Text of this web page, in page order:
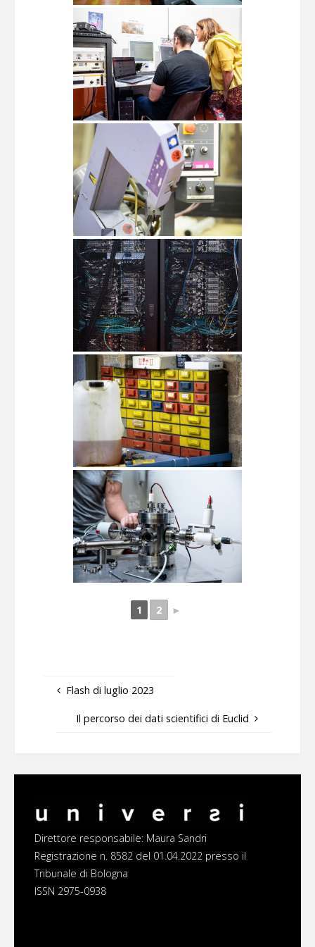
1 2 ►
Flash di luglio 2023
Il percorso dei dati scientifici di Euclid
Direttore responsabile: Maura Sandri
Registrazione n. 8582 del 01.04.2022 presso il
Tribunale di Bologna
ISSN 2975-0938